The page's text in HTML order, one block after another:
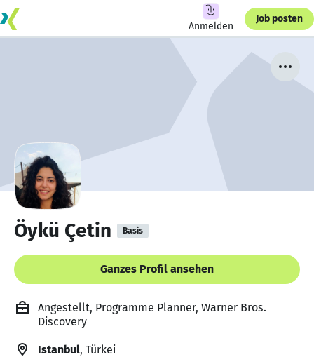
Anmelden
Job posten
Öykü Çetin Basis
Ganzes Profil ansehen
Angestellt, Programme Planner, Warner Bros.
Discovery
Istanbul, Türkei